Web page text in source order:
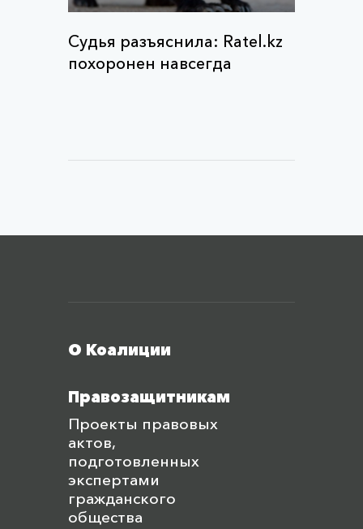
Судья разъяснила: Ratel.kz
похоронен навсегда
О Коалиции
Правозащитникам
Проекты правовых
актов,
подготовленных
экспертами
гражданского
общества